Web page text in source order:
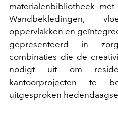
materialenbibliotheek
Wandbekledingen,
oppervlakken en
gepresenteerd in
combinaties die de
nodigt uit om
kantoorprojecten te
uitgesproken